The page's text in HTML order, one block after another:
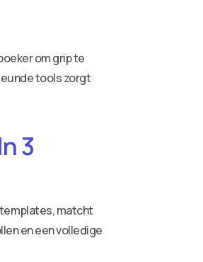
om grip te
tools zorgt
3
matcht
en een volledige